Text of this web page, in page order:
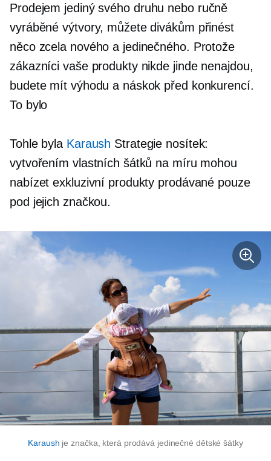
Prodejem jediný svého druhu nebo ručně
vyráběné výtvory, můžete divákům přinést
něco zcela nového a jedinečného. Protože
zákazníci vaše produkty nikde jinde nenajdou,
budete mít výhodu a náskok před konkurencí.
To bylo
Tohle byla Karaush Strategie nosítek:
vytvořením vlastních šátků na míru mohou
nabízet exkluzivní produkty prodávané pouze
pod jejich značkou.
Karaush je značka, která prodává jedinečné dětské šátky